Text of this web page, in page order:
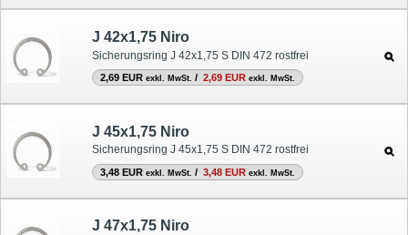
J 42x1,75 Niro
Sicherungsring J 42x1,75 S DIN 472 rostfrei
2,69 EUR exkl. MwSt. / 2,69 EUR exkl. MwSt.
J 45x1,75 Niro
Sicherungsring J 45x1,75 S DIN 472 rostfrei
3,48 EUR exkl. MwSt. / 3,48 EUR exkl. MwSt.
J 47x1,75 Niro